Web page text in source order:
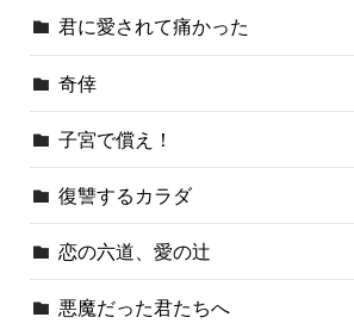
君に愛されて痛かった
奇倖
子宮で償え！
復讐するカラダ
恋の六道、愛の辻
悪魔だった君たちへ